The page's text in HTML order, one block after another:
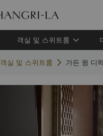
객실 및 스위트룸
객실 및 스위트룸 가든 윙 디